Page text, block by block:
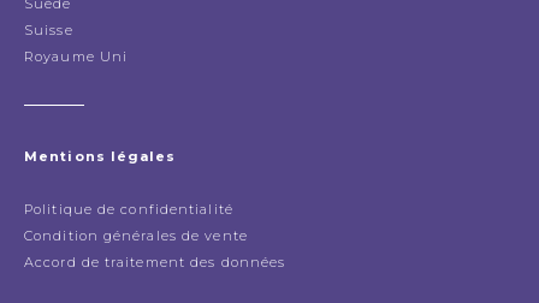
Suisse
Royaume Uni
Mentions légales
Politique de confidentialité
Condition générales de vente
Accord de traitement des données